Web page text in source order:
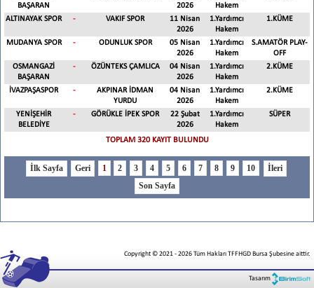
BAŞARAN
2026
Hakem
ALTINAYAK SPOR - VAKIF SPOR
11 Nisan
2026
1.Yardımcı
Hakem
1.KÜME
MUDANYA SPOR - ODUNLUK SPOR
05 Nisan
2026
1.Yardımcı
Hakem
S.AMATÖR PLAY-
OFF
OSMANGAZİ
BAŞARAN
- ÖZÜNTEKS ÇAMLICA
04 Nisan
2026
1.Yardımcı
Hakem
2.KÜME
İVAZPAŞASPOR -
AKPINAR İDMAN
YURDU
04 Nisan
2026
1.Yardımcı
Hakem
2.KÜME
YENİŞEHİR
BELEDİYE
- GÖRÜKLE İPEK SPOR
22 Şubat
2026
1.Yardımcı
Hakem
SÜPER
TOPLAM 320 KAYIT BULUNDU
1 2 3 4 5 6 7 8 9 10
Copyright © 2021-2026Tüm Hakları TFFHGD Bursa Şubesine aittir.
Tasarım